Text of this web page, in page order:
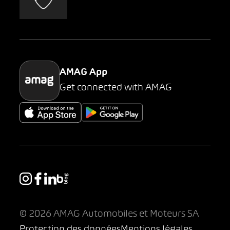
Parking
AMAG App
Get connected with AMAG
© 2026 AMAG Automobiles et Moteurs SA